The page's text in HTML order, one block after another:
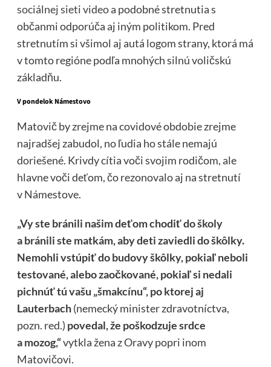
sociálnej sieti videoa podobné stretnutia s
občanmi odporúča aj iným politikom. Pred
stretnutím si všimol aj autá logom strany, ktorá má
v tomto regióne podľa mnohých silnú voličskú
základňu.
V pondelok Námestovo
Matovič by zrejme na covidové obdobie zrejme
najradšej zabudol, no ľudia ho stále nemajú
doriešené. Krivdy cítia voči svojim rodičom, ale
hlavne voči deťom, čo rezonovalo aj na stretnutí
v Námestove.
„Vy ste bránili našim deťom chodiť do školy
a bránili ste matkám, aby deti zaviedli do škôlky.
Nemohli vstúpiť do budovy škôlky, pokiaľ neboli
testované, alebo zaočkované, pokiaľ si nedali
pichnúť tú vašu „šmakcínu“, po ktorej aj
Lauterbach(nemecký minister zdravotníctva,
pozn. red.) povedal, že poškodzuje srdce
a mozog,“vytkla žena z Oravy popri inom
Matovičovi.